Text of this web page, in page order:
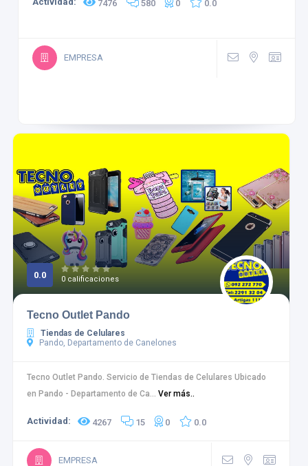
7476 580 0 0.0
EMPRESA
0.0 0 calificaciones
Tecno Outlet Pando
Tiendas de Celulares
Pando, Departamento de Canelones
Tecno Outlet Pando. Servicio de Tiendas de Celulares Ubicado
en Pando - Departamento de Ca... Ver más..
Actividad: 4267 15 0 0.0
EMPRESA